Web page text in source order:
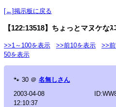
[←]掲示板に戻る
【122:13518】ちょっとマヌケな
>>1～100を表示 >>前10を表示 >>
50を表示
🐾 30 ＠ 名無しさん
2003-04-08
12:10:37